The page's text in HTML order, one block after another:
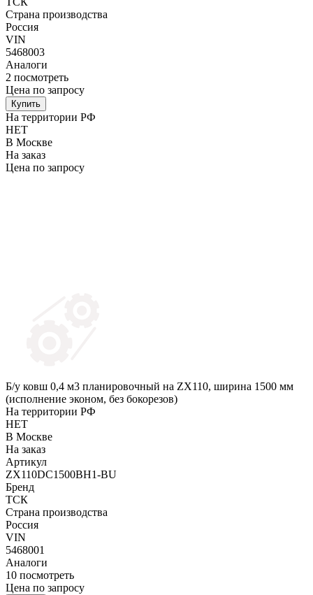
Страна производства
Россия
VIN
5468003
Аналоги
2 посмотреть
Цена по запросу
Купить
На территории РФ
НЕТ
В Москве
На заказ
Цена по запросу
Б/у ковш 0,4 м3 планировочный на ZX110, ширина 1500 мм
(исполнение эконом, без бокорезов)
На территории РФ
НЕТ
В Москве
На заказ
Артикул
ZX110DC1500BH1-BU
Бренд
ТСК
Страна производства
Россия
VIN
5468001
Аналоги
10 посмотреть
Цена по запросу